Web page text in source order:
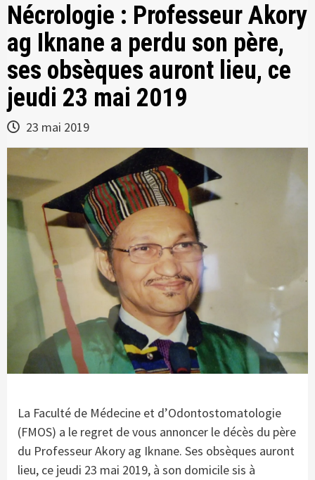
Nécrologie : Professeur Akory
ag Iknane a perdu son père,
ses obsèques auront lieu, ce
jeudi 23 mai 2019
23 mai 2019
La Faculté de Médecine et d’Odontostomatologie
(FMOS) a le regret de vous annoncer le décès du père
du Professeur Akory ag Iknane. Ses obsèques auront
lieu, ce jeudi 23 mai 2019, à son domicile sis à